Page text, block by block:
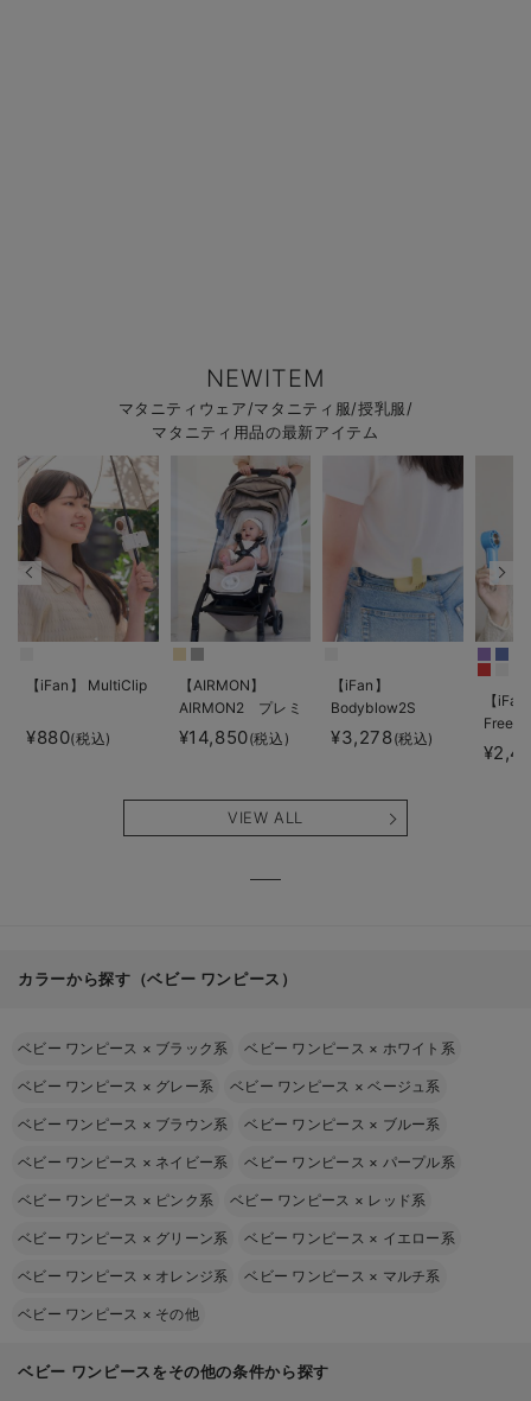
NEWITEM
マタニティウェア/マタニティ服/授乳服/
マタニティ用品の最新アイテム
【iFan】 MultiClip
¥880(税込)
【AIRMON】
AIRMON2 プレミ
アム
¥14,850(税込)
【iFan】
Bodyblow2S
¥3,278(税込)
【
Freeze
VIEW ALL
カラーから探す（ベビー ワンピース）
ベビー ワンピース × ブラック系 ベビー ワンピース × ホワイト系
ベビー ワンピース × グレー系 ベビー ワンピース ×ベージュ系
ベビー ワンピース × ブラウン系 ベビー ワンピース × ブルー系
ベビー ワンピース × ネイビー系 ベビー ワンピース × パープル系
ベビー ワンピース × ピンク系 ベビー ワンピース × レッド系
ベビー ワンピース × グリーン系 ベビー ワンピース × イエロー系
ベビー ワンピース × オレンジ系 ベビー ワンピース × マルチ系
ベビー ワンピース × その他
ベビー ワンピースをその他の条件から探す